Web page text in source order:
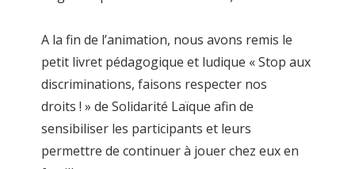
A la fin de l’animation, nous avons remis le
petit livret pédagogique et ludique « Stop aux
discriminations, faisons respecter nos
droits ! » de Solidarité Laïque afin de
sensibiliser les participants et leurs
permettre de continuer à jouer chez eux en